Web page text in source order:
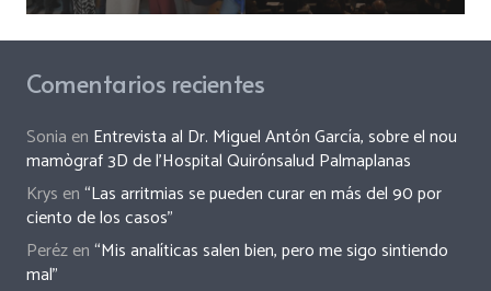
Comentarios recientes
Sonia en Entrevista al Dr. Miguel Antón García, sobre el nou
mamògraf 3D de l’Hospital Quirónsalud Palmaplanas
Krys en“Las arritmias se pueden curar en más del 90 por
ciento de los casos”
Perézen“Mis analíticas salen bien, pero me sigo sintiendo
mal”